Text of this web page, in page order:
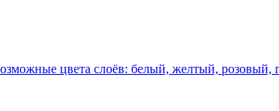
цвета слоёв: белый, желтый, розовый,